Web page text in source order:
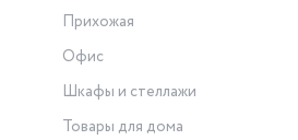
Прихожая
Офис
Шкафы и стеллажи
Товары для дома